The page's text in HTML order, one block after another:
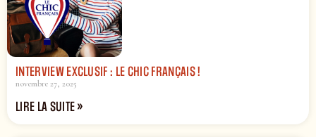
INTERVIEW EXCLUSIF : LE CHIC FRANÇAIS !
novembre 27, 2025
LIRE LA SUITE »